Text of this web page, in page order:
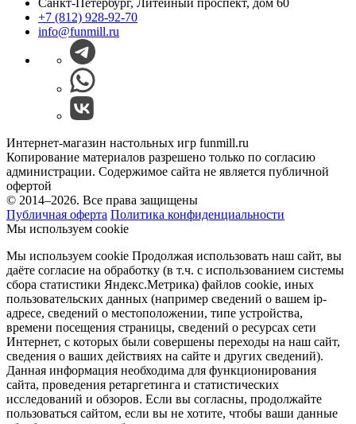
+7 (812) 928-92-70
info@funmill.ru
Интернет-магазин настольных игр funmill.ru
Копирование материалов разрешено только по согласию
администрации. Содержимое сайта не является публичной
офертой
© 2014–2026. Все права защищены
Публичная оферта Политика конфиденциальности
Мы используем cookie
Мы используем cookie Продолжая использовать наш cайт, вы
даёте согласие на обработку (в т.ч. с использованием системы
сбора статистики Яндекс.Метрика) файлов cookie, иных
пользовательских данных (например сведений о вашем ip-
адресе, сведений о местоположении, типе устройства,
времени посещения страницы, сведений о ресурсах сети
Интернет, с которых были совершены переходы на наш сайт,
сведения о ваших действиях на сайте и других сведений).
Данная информация необходима для функционирования
сайта, проведения ретаргетинга и статистических
исследований и обзоров. Если вы согласны, продолжайте
пользоваться сайтом, если вы не хотите, чтобы ваши данные